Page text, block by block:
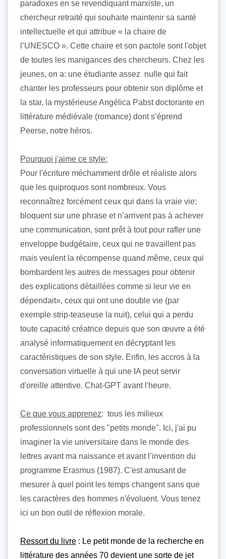
paradoxes en se revendiquant marxiste, un
chercheur retraité qui souhaite maintenir sa santé
intellectuelle et qui attribue « la chaire de
l’UNESCO ». Cette chaire et son pactole sont l'objet
de toutes les manigances des chercheurs. Chez les
jeunes, on a: une étudiante assez nulle qui fait
chanter les professeurs pour obtenir son diplôme et
la star, la mystérieuse Angélica Pabst doctorante en
littérature médiévale (romance) dont s’éprend
Peerse, notre héros.
Pourquoi j'aime ce style:
Pour l'écriture méchamment drôle et réaliste alors
que les quiproquos sont nombreux. Vous
reconnaîtrez forcément ceux qui dans la vraie vie:
bloquent sur une phrase et n’arrivent pas à achever
une communication, sont prêt à tout pour rafler une
enveloppe budgétaire, ceux qui ne travaillent pas
mais veulent la récompense quand même, ceux qui
bombardent les autres de messages pour obtenir
des explications détaillées comme si leur vie en
dépendait», ceux qui ont une double vie (par
exemple strip-teaseuse la nuit), celui qui a perdu
toute capacité créatrice depuis que son œuvre a été
analysé informatiquement en décryptant les
caractéristiques de son style. Enfin, les accros à la
conversation virtuelle à qui une IA peut servir
d'oreille attentive. Chat-GPT avant l'heure.
Ce que vous apprenez: tous les milieux
professionnels sont des "petits monde". Ici, j'ai pu
imaginer la vie universitaire dans le monde des
lettres avant ma naissance et avant l’invention du
programme Erasmus (1987). C'est amusant de
mesurer à quel point les temps changent sans que
les caractères des hommes n'évoluent. Vous tenez
ici un bon outil de réflexion morale.
Ressort du livre : Le petit monde de la recherche en
littérature des années 70 devient une sorte de jet